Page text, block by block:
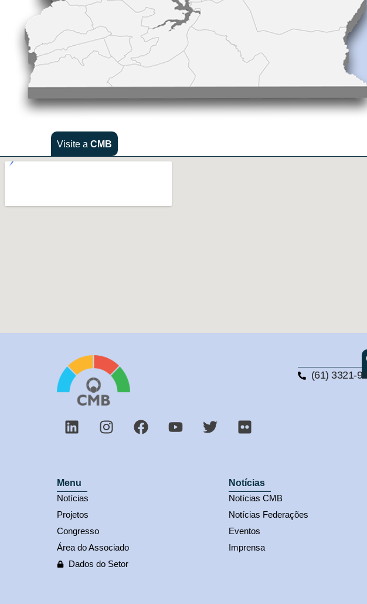
Visite a CMB
(61) 3321-
Menu
Notícias
Projetos
Congresso
Área do Associado
Dados do Setor
Notícias
Notícias CMB
Notícias Federações
Eventos
Imprensa